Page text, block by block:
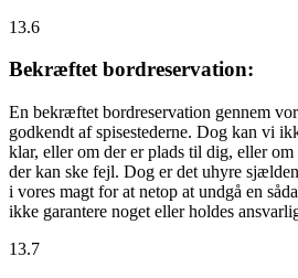
13.6
Bekræftet bordreservation:
En bekræftet bordreservation gennem
godkendt af spisestederne. Dog kan vi
klar, eller om der er plads til dig, eller om
der kan ske fejl. Dog er det uhyre
i vores magt for at netop at undgå en
ikke garantere noget eller holdes
13.7